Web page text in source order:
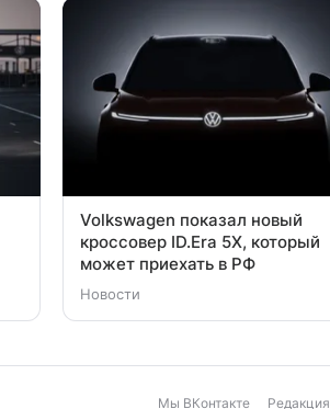
Volkswagen показал новый
кроссовер ID.Era 5X, который
может приехать в РФ
Новости
Мы ВКонтакте Редакция